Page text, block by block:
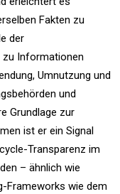
Fakten zu
der
zu Informationen
Umnutzung und
und
Grundlage zur
ist er ein Signal
Transparenz im
– ähnlich wie
Frameworks wie dem